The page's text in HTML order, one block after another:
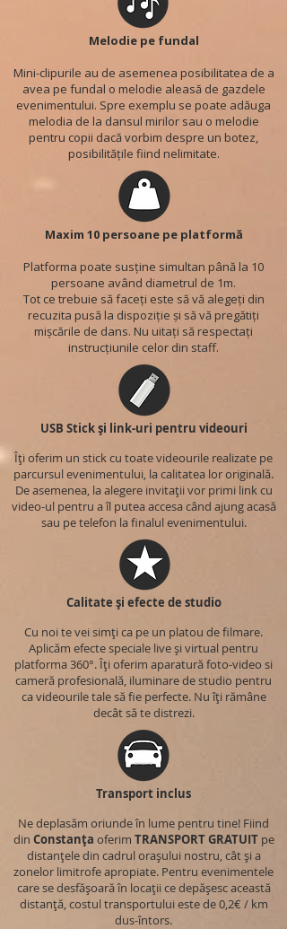
Melodie pe fundal
Mini-clipurile au de asemenea posibilitatea de a
avea pe fundal o melodie aleasă de gazdele
evenimentului. Spre exemplu se poate adăuga
melodia de la dansul mirilor sau o melodie
pentru copii dacă vorbim despre un botez,
posibilitățile fiind nelimitate.
Maxim 10 persoane pe platformă
Platforma poate susține simultan până la 10
persoane având diametrul de 1m.
Tot ce trebuie să faceți este să vă alegeți din
recuzita pusă la dispoziție și să vă pregătiți
mișcările de dans. Nu uitați să respectați
instrucțiunile celor din staff.
USB Stick și link-uri pentru videouri
Îți oferim un stick cu toate videourile realizate pe
parcursul evenimentului, la calitatea lor originală.
De asemenea, la alegere invitații vor primi link cu
video-ul pentru a îl putea accesa când ajung acasă
sau pe telefon la finalul evenimentului.
Calitate și efecte de studio
Cu noi te vei simți ca pe un platou de filmare.
Aplicăm efecte speciale live și virtual pentru
platforma 360°. Îți oferim aparatură foto-video si
cameră profesională, iluminare de studio pentru
ca videourile tale să fie perfecte. Nu îți rămâne
decât să te distrezi.
Transport inclus
Ne deplasăm oriunde în lume pentru tine! Fiind
din Constanța oferim TRANSPORTGRATUITpe
distanțele din cadrul orașului nostru, cât și a
zonelor limitrofe apropiate. Pentru evenimentele
care se desfășoară în locații ce depășesc această
distanță, costul transportului este de 0,2€ / km
dus-întors.